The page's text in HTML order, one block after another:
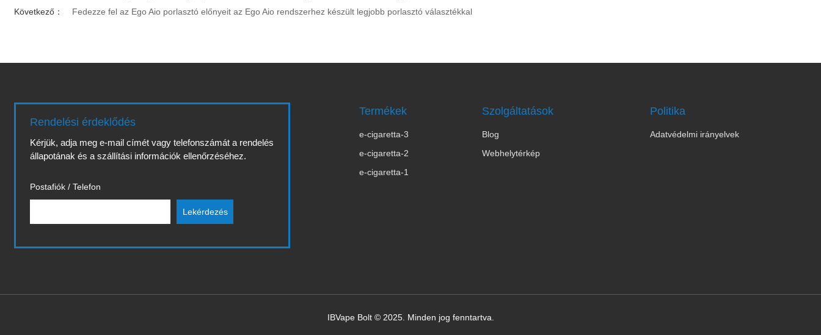
Következő：
Fedezze fel az Ego Aio porlasztó előnyeit az Ego Aio rendszerhez készült legjobb porlasztó választékkal
Rendelési érdeklődés
Kérjük, adja meg e-mail címét vagy telefonszámát a rendelés
állapotának és a szállítási információk ellenőrzéséhez.
Postafiók / Telefon
Termékek
e-cigaretta-3
e-cigaretta-2
e-cigaretta-1
Szolgáltatások
Blog
Webhelytérkép
Politika
Adatvédelmi irányelvek
IBVape Bolt © 2025. Minden jog fenntartva.